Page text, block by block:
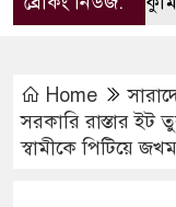
Home
সরকারি রাস্তার ইট
স্বামীকে পিটিয়ে